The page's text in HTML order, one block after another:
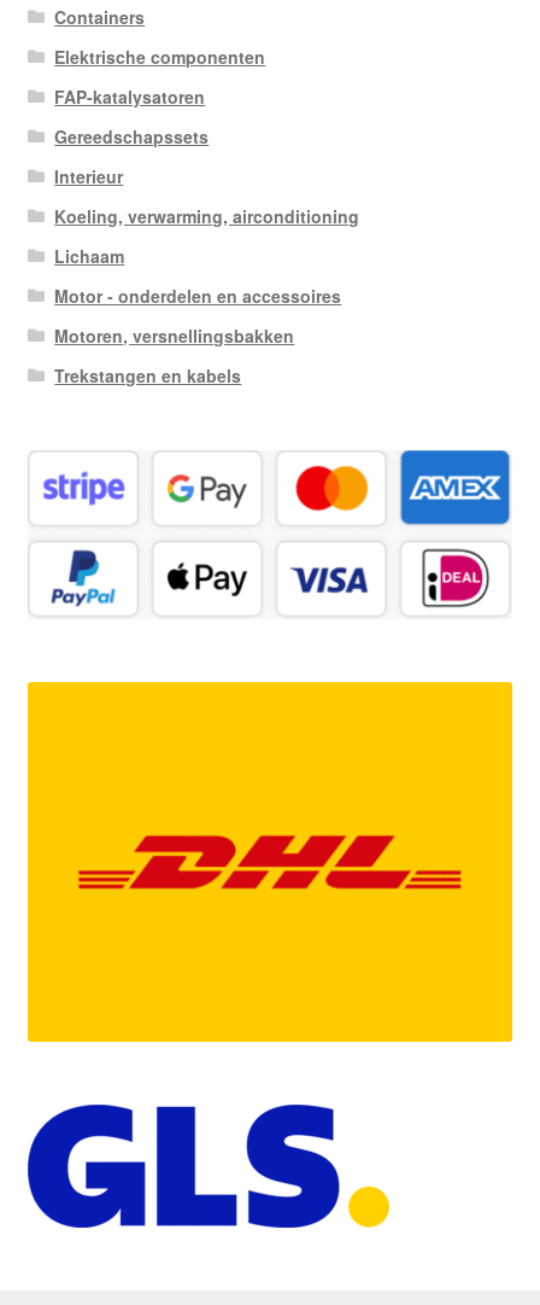
Containers
Elektrische componenten
FAP-katalysatoren
Gereedschapssets
Interieur
Koeling, verwarming, airconditioning
Lichaam
Motor - onderdelen en accessoires
Motoren, versnellingsbakken
Trekstangen en kabels